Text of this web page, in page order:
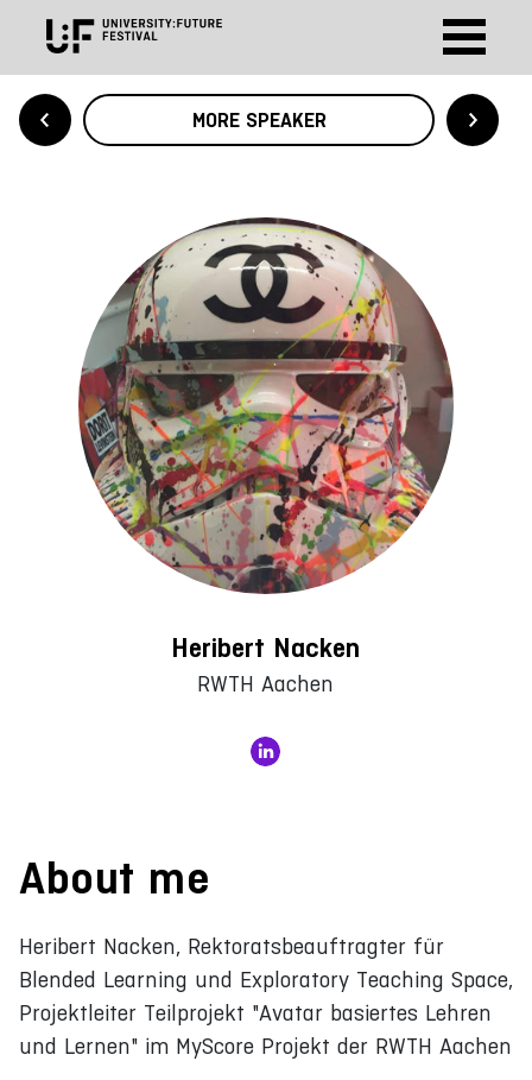
MORE SPEAKER
Heribert Nacken
RWTH Aachen
About me
Heribert Nacken, Rektoratsbeauftragter für
Blended Learning und Exploratory Teaching Space,
Projektleiter Teilprojekt "Avatar basiertes Lehren
und Lernen" im MyScore Projekt der RWTH Aachen